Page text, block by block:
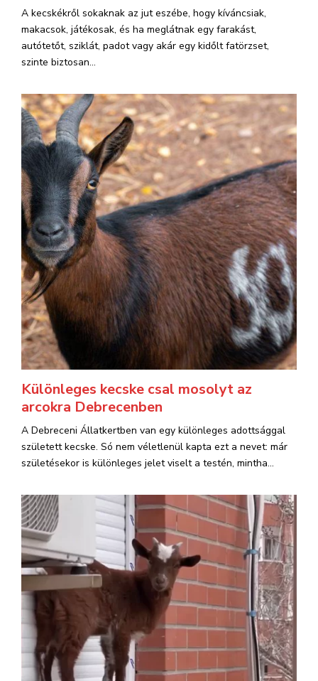
A kecskékről sokaknak az jut eszébe, hogy kíváncsiak,
makacsok, játékosak, és ha meglátnak egy farakást,
autótetőt, sziklát, padot vagy akár egy kidőlt fatörzset,
szinte biztosan...
Különleges kecske csal mosolyt az
arcokra Debrecenben
A Debreceni Állatkertben van egy különleges adottsággal
született kecske. Só nem véletlenül kapta ezt a nevet: már
születésekor is különleges jelet viselt a testén, mintha...